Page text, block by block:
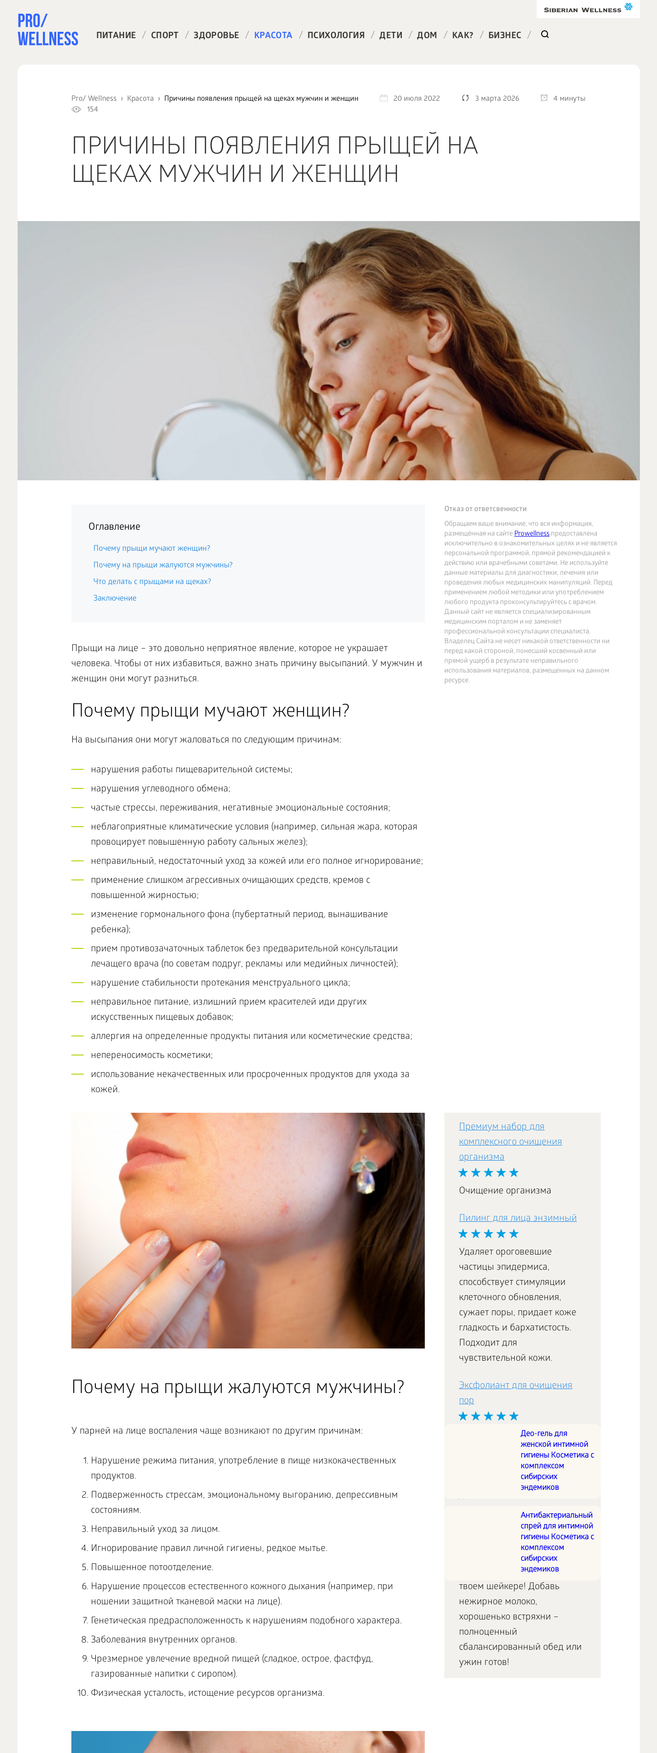
ПИТАНИЕ / СПОРТ / ЗДОРОВЬЕ / КРАСОТА / ПСИХОЛОГИЯ / ДЕТИ / ДОМ / КАК? / БИЗНЕС /
Pro/ Wellness Красота Причины появления прыщей на щеках мужчин и женщин 20 июля 2022 3 марта 2026
4 минуты
154
ПРИЧИНЫ ПОЯВЛЕНИЯ ПРЫЩЕЙ НА
ЩЕКАХ МУЖЧИН И ЖЕНЩИН
Отказ от ответсвенности
Обращаем ваше внимание, что вся информация,
размещённая на сайтеProwellnessпредоставлена
исключительно в ознакомительных целях и не является
персональной программой, прямой рекомендацией к
действию или врачебными советами. Не используйте
данные материалы для диагностики, лечения или
проведения любых медицинских манипуляций. Перед
применением любой методики или употреблением
любого продукта проконсультируйтесь с врачом.
Данный сайт не является специализированным
медицинским порталом и не заменяет
профессиональной консультации специалиста.
Владелец Сайта не несет никакой ответственности ни
перед какой стороной, понесший косвенный или
прямой ущерб в результате неправильного
использования материалов, размещенных на данном
ресурсе.
Оглавление
Почему прыщи мучают женщин?
Почему на прыщи жалуются мужчины?
Что делать с прыщами на щеках?
Заключение
Прыщи на лице – это довольно неприятное явление, которое не украшает
человека. Чтобы от них избавиться, важно знать причину высыпаний. У мужчин и
женщин они могут разниться.
Почему прыщи мучают женщин?
На высыпания они могут жаловаться по следующим причинам:
нарушения работы пищеварительной системы;
нарушения углеводного обмена;
частые стрессы, переживания, негативные эмоциональные состояния;
неблагоприятные климатические условия (например, сильная жара, которая
провоцирует повышенную работу сальных желез);
неправильный, недостаточный уход за кожей или его полное игнорирование;
применение слишком агрессивных очищающих средств, кремов с
повышенной жирностью;
изменение гормонального фона (пубертатный период, вынашивание
ребенка);
прием противозачаточных таблеток без предварительной консультации
лечащего врача (по советам подруг, рекламы или медийных личностей);
нарушение стабильности протекания менструального цикла;
неправильное питание, излишний прием красителей иди других
искусственных пищевых добавок;
аллергия на определенные продукты питания или косметические средства;
непереносимость косметики;
использование некачественных или просроченных продуктов для ухода за
кожей.
Премиум набор для
комплексного очищения
организма
Очищение организма
Пилинг для лица энзимный
Удаляет ороговевшие
частицы эпидермиса,
способствует стимуляции
клеточного обновления,
сужает поры, придает коже
гладкость и бархатистость.
Подходит для
чувствительной кожи.
Эксфолиант для очищения
пор
Бережно отшелушивает
ороговевшие частички,
полирует кожу, открывая
поры и улучшая тканевое
дыхание.
Питательный коктейль Какао
Правильный коктейль – в
твоем шейкере! Добавь
нежирное молоко,
хорошенько встряхни –
полноценный
сбалансированный обед или
ужин готов!
Почему на прыщи жалуются мужчины?
Део-гель для
женской интимной
гигиены Косметика с
комплексом
сибирских
эндемиков
Антибактериальный
спрей для интимной
гигиены Косметика с
комплексом
сибирских
эндемиков
У парней на лице воспаления чаще возникают по другим причинам:
Нарушение режима питания, употребление в пище низкокачественных
продуктов.
Подверженность стрессам, эмоциональному выгоранию, депрессивным
состояниям.
Неправильный уход за лицом.
Игнорирование правил личной гигиены, редкое мытье.
Повышенное потоотделение.
Нарушение процессов естественного кожного дыхания (например, при
ношении защитной тканевой маски на лице).
Генетическая предрасположенность к нарушениям подобного характера.
Заболевания внутренних органов.
Чрезмерное увлечение вредной пищей (сладкое, острое, фастфуд,
газированные напитки с сиропом).
Физическая усталость, истощение ресурсов организма.